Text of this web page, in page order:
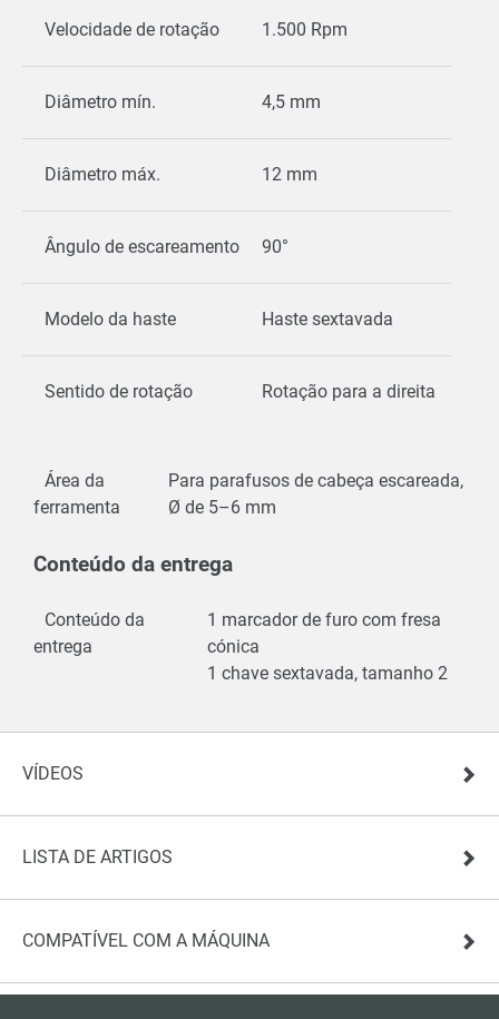
Velocidade de rotação 1.500 Rpm
Diâmetro mín. 4,5 mm
Diâmetro máx. 12 mm
Ângulo de escareamento 90°
Modelo da haste Haste sextavada
Sentido de rotação Rotação para a direita
Área da
ferramenta
Para parafusos de cabeça escareada,
Ø de 5–6 mm
Conteúdo da entrega
Conteúdo da
entrega
1 marcador de furo com fresa
cónica
1 chave sextavada, tamanho 2
VÍDEOS
LISTA DE ARTIGOS
COMPATÍVEL COM A MÁQUINA